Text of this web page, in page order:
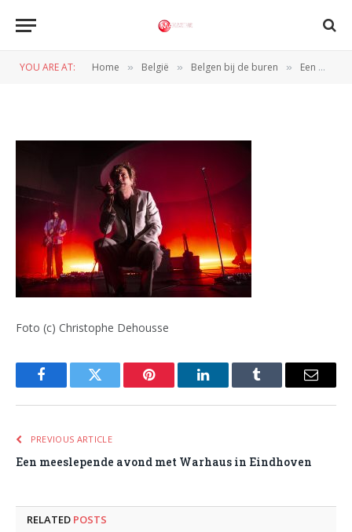
YOU ARE AT: Home » België » Belgen bij de buren » Een meeslepende avond met Warhaus in Eindhoven
Eindhoven by Christophe
Foto (c) Christophe Dehousse
FacebookTwitter Pinterest LinkedInTumblr Email
PREVIOUS ARTICLE
Een meeslepende avond met Warhaus in Eindhoven
RELATED POSTS